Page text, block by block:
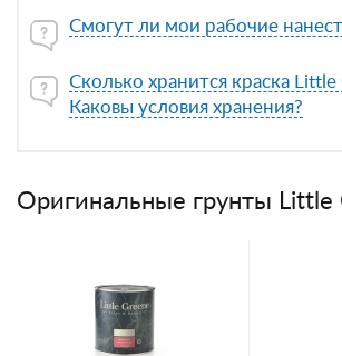
Смогут ли мои рабочие
Сколько хранится краска Little
Каковы условия хранения?
Оригинальные грунты Little